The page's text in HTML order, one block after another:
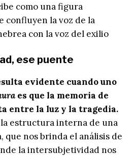
como una figura
confluyen la voz de la
con la voz del exilio
ese puente
evidente cuando uno
es que la memoria de
entre la luz y la tragedia.
estructura interna de una
que nos brinda el análisis de
la intersubjetividad nos